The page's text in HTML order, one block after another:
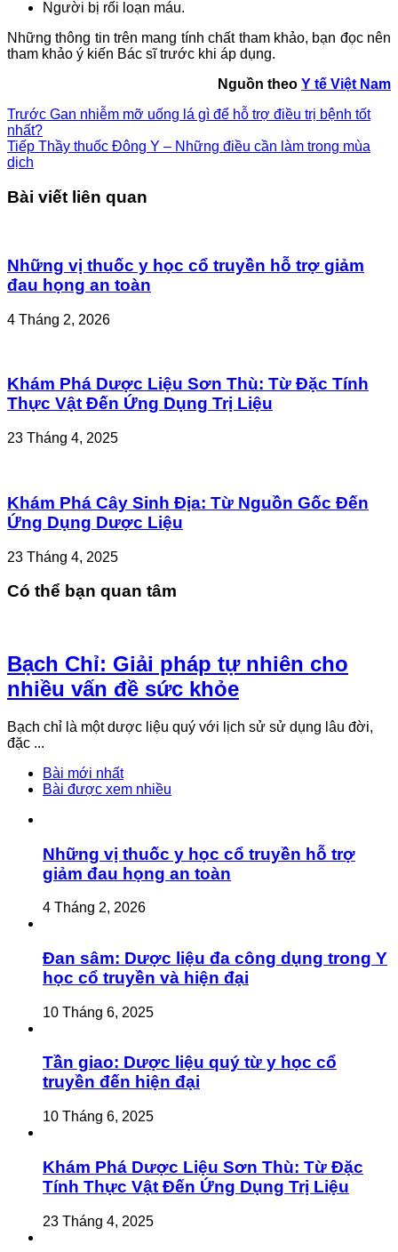
Người bị rối loạn máu.
Những thông tin trên mang tính chất tham khảo, bạn đọc nên
tham khảo ý kiến Bác sĩ trước khi áp dụng.
Nguồn theo Y tế Việt Nam
Trước Gan nhiễm mỡ uống lá gì để hỗ trợ điều trị bệnh tốt
nhất?
Tiếp Thầy thuốc Đông Y – Những điều cần làm trong mùa
dịch
Bài viết liên quan
Những vị thuốc y học cổ truyền hỗ trợ giảm
đau họng an toàn
4 Tháng 2, 2026
Khám Phá Dược Liệu Sơn Thù: Từ Đặc Tính
Thực Vật Đến Ứng Dụng Trị Liệu
23 Tháng 4, 2025
Khám Phá Cây Sinh Địa: Từ Nguồn Gốc Đến
Ứng Dụng Dược Liệu
23 Tháng 4, 2025
Có thể bạn quan tâm
Bạch Chỉ: Giải pháp tự nhiên cho
nhiều vấn đề sức khỏe
Bạch chỉ là một dược liệu quý với lịch sử sử dụng lâu đời,
đặc ...
Bài mới nhất
Bài được xem nhiều
Những vị thuốc y học cổ truyền hỗ trợ
giảm đau họng an toàn
4 Tháng 2, 2026
Đan sâm: Dược liệu đa công dụng trong Y
học cổ truyền và hiện đại
10 Tháng 6, 2025
Tần giao: Dược liệu quý từ y học cổ
truyền đến hiện đại
10 Tháng 6, 2025
Khám Phá Dược Liệu Sơn Thù: Từ Đặc
Tính Thực Vật Đến Ứng Dụng Trị Liệu
23 Tháng 4, 2025